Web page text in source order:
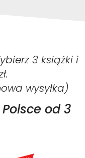
3 książki i
wysyłka)
od 3